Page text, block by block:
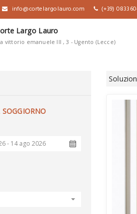
info@cortelargolauro.com (+39)
Largo Lauro
vittorio emanuele lll , 3 - Ugento (Lecce)